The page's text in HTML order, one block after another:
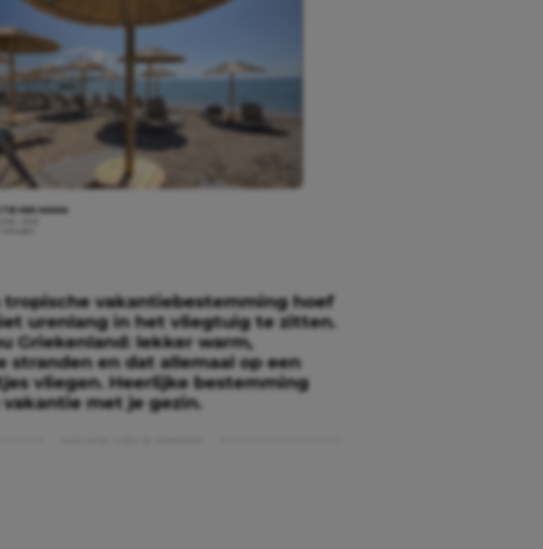
KEK MAMA
tropische vakantiebestemming hoef
urenlang in het vliegtuig te zitten.
Griekenland: lekker warm,
stranden en dat allemaal op een
vliegen. Heerlijke bestemming
met je gezin.